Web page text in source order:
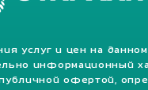
услуг и цен на
информационный
офертой,